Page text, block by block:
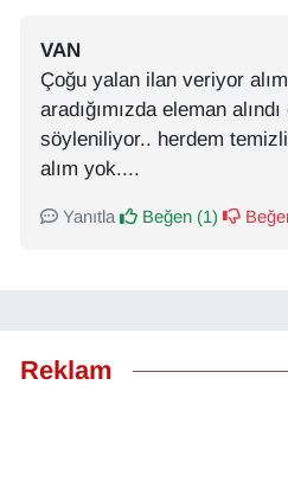
VAN
Çoğu yalan ilan veriyor
aradığımızda eleman
söyleniliyor.. herdem
alım yok....
Yanıtla Beğen (1)
Reklam